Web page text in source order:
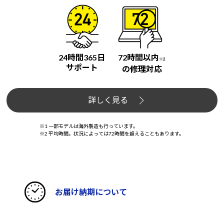
24時間365日
サポート
72時間以内 ※2
の修理対応
詳しく見る
※1 一部モデルは海外製造も行っています。
※2 平均時間。状況によっては72時間を超えることもあります。
お届け納期について